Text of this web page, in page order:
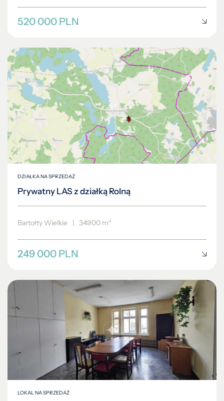
520 000 PLN
DZIAŁKA NA SPRZEDAŻ
Prywatny LAS z działką Rolną
Bartołty Wielkie | 34900 m2
249 000 PLN
LOKAL NA SPRZEDAŻ